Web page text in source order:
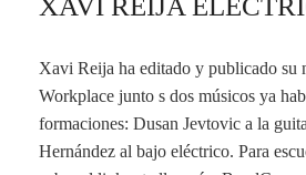
Xavi Reija ha editado y publicado su
Workplace junto s dos músicos ya
formaciones: Dusan Jevtovic a la
Hernández al bajo eléctrico. Para